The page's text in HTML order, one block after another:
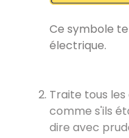
Ce symbole
électrique.
Traite tous
comme s'ils
dire avec